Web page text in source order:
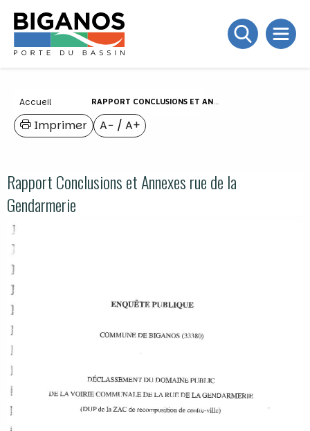
Accueil RAPPORT CONCLUSIONS ET ANNEXES RUE DE LA GENDARMERIE
A− / A+
Imprimer
Rapport Conclusions et Annexes rue de la
Gendarmerie